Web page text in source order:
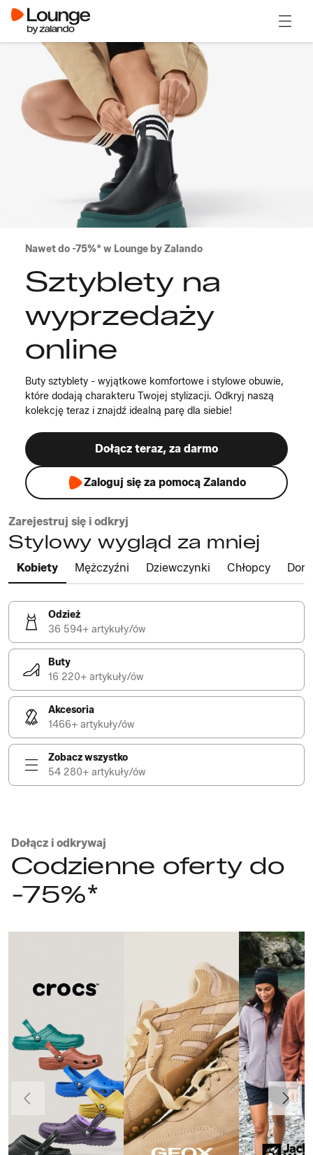
Nawet do -75%* w Lounge by Zalando
Sztyblety na
wyprzedaży
online
Buty sztyblety - wyjątkowe komfortowe i stylowe obuwie,
które dodają charakteru Twojej stylizacji. Odkryj naszą
kolekcję teraz i znajdź idealną parę dla siebie!
Dołącz teraz, za darmo
Zaloguj się za pomocą Zalando
Zarejestruj się i odkryj
Stylowy wygląd za mniej
Kobiety Mężczyźni Dziewczynki Chłopcy Dom
Odzież
36 594+ artykuły/ów
Buty
16 220+ artykuły/ów
Akcesoria
1466+ artykuły/ów
Zobacz wszystko
54 280+ artykuły/ów
Dołącz i odkrywaj
Codzienne oferty do
-75%*
Poprzedni Dalej